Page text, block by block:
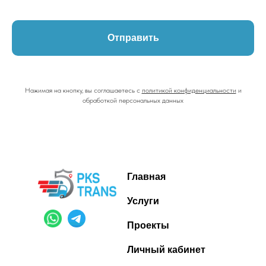
Отправить
Нажимая на кнопку, вы соглашаетесь с политикой конфиденциальности и
обработкой персональных данных
Главная
Услуги
Проекты
Личный кабинет